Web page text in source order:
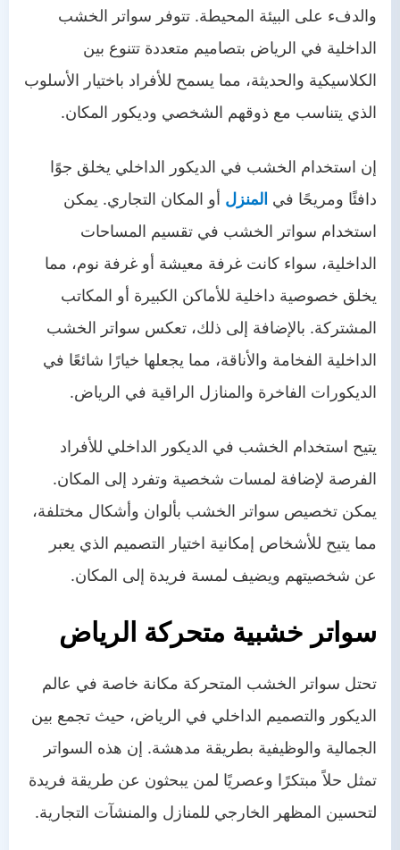
والدفء على البيئة المحيطة. تتوفر سواتر الخشب
الداخلية في الرياض بتصاميم متعددة تتنوع بين
الكلاسيكية والحديثة، مما يسمح للأفراد باختيار الأسلوب
الذي يتناسب مع ذوقهم الشخصي وديكور المكان.
إن استخدام الخشب في الديكور الداخلي يخلق جوًا
دافئًا ومريحًا في المنزل أو المكان التجاري. يمكن
استخدام سواتر الخشب في تقسيم المساحات
الداخلية، سواء كانت غرفة معيشة أو غرفة نوم، مما
يخلق خصوصية داخلية للأماكن الكبيرة أو المكاتب
المشتركة. بالإضافة إلى ذلك، تعكس سواتر الخشب
الداخلية الفخامة والأناقة، مما يجعلها خيارًا شائعًا في
الديكورات الفاخرة والمنازل الراقية في الرياض.
يتيح استخدام الخشب في الديكور الداخلي للأفراد
الفرصة لإضافة لمسات شخصية وتفرد إلى المكان.
يمكن تخصيص سواتر الخشب بألوان وأشكال مختلفة،
مما يتيح للأشخاص إمكانية اختيار التصميم الذي يعبر
عن شخصيتهم ويضيف لمسة فريدة إلى المكان.
سواتر خشبية متحركة الرياض
تحتل سواتر الخشب المتحركة مكانة خاصة في عالم
الديكور والتصميم الداخلي في الرياض، حيث تجمع بين
الجمالية والوظيفية بطريقة مدهشة. إن هذه السواتر
تمثل حلاً مبتكرًا وعصريًا لمن يبحثون عن طريقة فريدة
لتحسين المظهر الخارجي للمنازل والمنشآت التجارية.